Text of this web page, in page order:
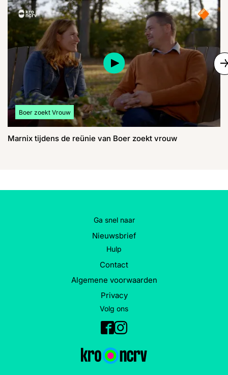
Bekijk meer artikelen over:
Boer zoekt Vrouw
Marnix tijdens de reünie van Boer zoekt vrouw
Ga snel naar
Nieuwsbrief
Hulp
Contact
Algemene voorwaarden
Privacy
Volg ons
Facebook
Instagram